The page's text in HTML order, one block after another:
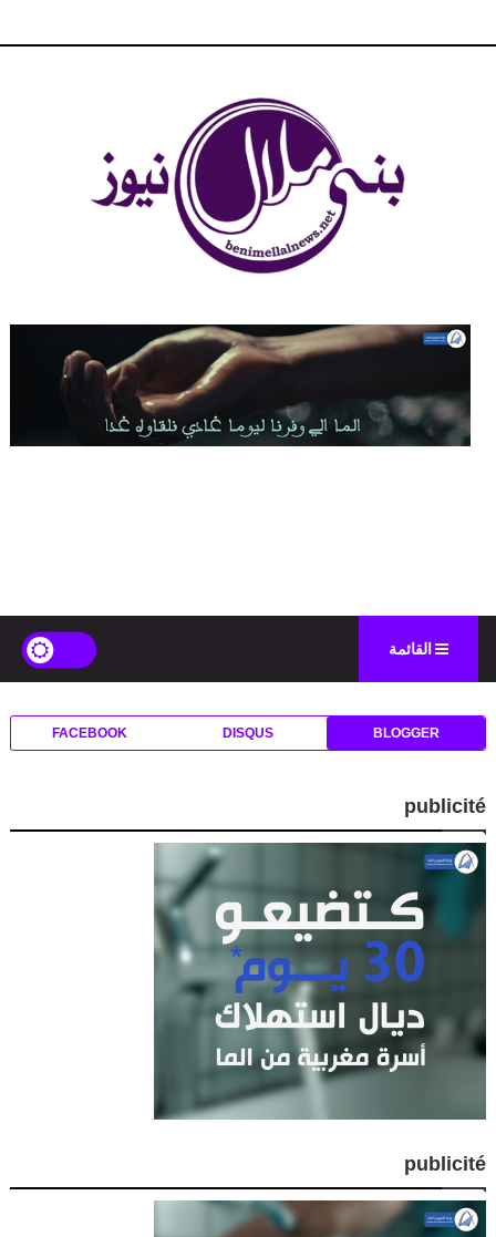
القائمة
BLOGGER
DISQUS
FACEBOOK
publicité
publicité